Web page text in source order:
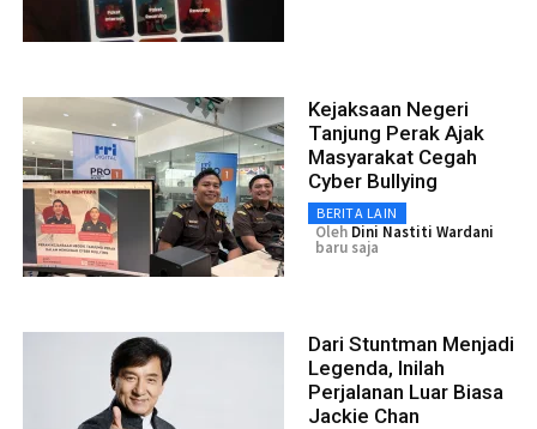
Kejaksaan Negeri
Tanjung Perak Ajak
Masyarakat Cegah
Cyber Bullying
BERITA LAIN
Oleh Dini Nastiti Wardani
baru saja
Dari Stuntman Menjadi
Legenda, Inilah
Perjalanan Luar Biasa
Jackie Chan